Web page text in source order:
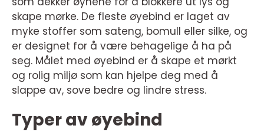
skape mørke. De fleste øyebind er laget av
myke stoffer som sateng, bomull eller silke, og
er designet for å være behagelige å ha på
seg. Målet med øyebind er å skape et mørkt
og rolig miljø som kan hjelpe deg med å
slappe av, sove bedre og lindre stress.
Typer av øyebind